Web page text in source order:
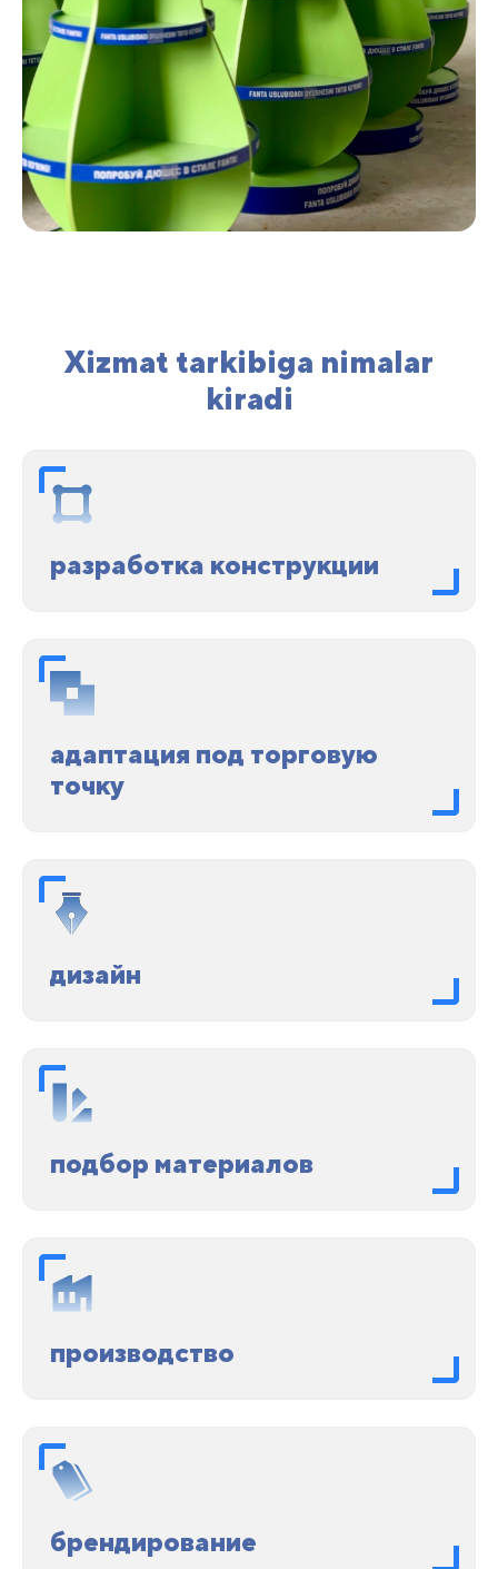
Xizmat tarkibiga nimalar
kiradi
разработка конструкции
адаптация под торговую
точку
дизайн
подбор материалов
производство
брендирование